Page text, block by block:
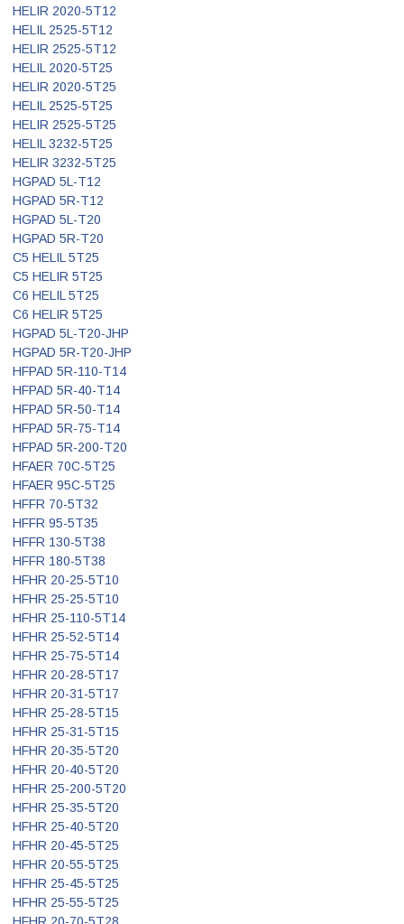
HELIR 2020-5T12
HELIL 2525-5T12
HELIR 2525-5T12
HELIL 2020-5T25
HELIR 2020-5T25
HELIL 2525-5T25
HELIR 2525-5T25
HELIL 3232-5T25
HELIR 3232-5T25
HGPAD 5L-T12
HGPAD 5R-T12
HGPAD 5L-T20
HGPAD 5R-T20
C5 HELIL 5T25
C5 HELIR 5T25
C6 HELIL 5T25
C6 HELIR 5T25
HGPAD 5L-T20-JHP
HGPAD 5R-T20-JHP
HFPAD 5R-110-T14
HFPAD 5R-40-T14
HFPAD 5R-50-T14
HFPAD 5R-75-T14
HFPAD 5R-200-T20
HFAER 70C-5T25
HFAER 95C-5T25
HFFR 70-5T32
HFFR 95-5T35
HFFR 130-5T38
HFFR 180-5T38
HFHR 20-25-5T10
HFHR 25-25-5T10
HFHR 25-110-5T14
HFHR 25-52-5T14
HFHR 25-75-5T14
HFHR 20-28-5T17
HFHR 20-31-5T17
HFHR 25-28-5T15
HFHR 25-31-5T15
HFHR 20-35-5T20
HFHR 20-40-5T20
HFHR 25-200-5T20
HFHR 25-35-5T20
HFHR 25-40-5T20
HFHR 20-45-5T25
HFHR 20-55-5T25
HFHR 25-45-5T25
HFHR 25-55-5T25
HFHR 20-70-5T28